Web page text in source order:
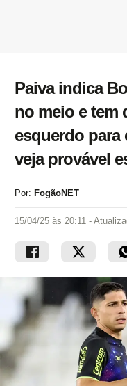
Paiva indica
no meio e tem
esquerdo para
veja provável
Por: FogãoNET
15/04/25 às 20:11 -